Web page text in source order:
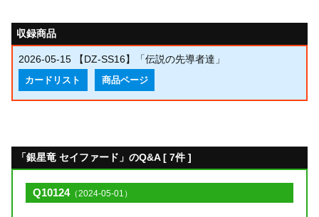
収録商品
2026-05-15 【DZ-SS16】「伝説の先導者達」
カードリスト 商品ページ
「銀星竜 セイファード」のQ&A [ 7件 ]
Q10124（2024-05-01）